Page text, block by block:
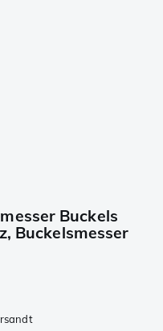
Buckels
Buckelsmesser